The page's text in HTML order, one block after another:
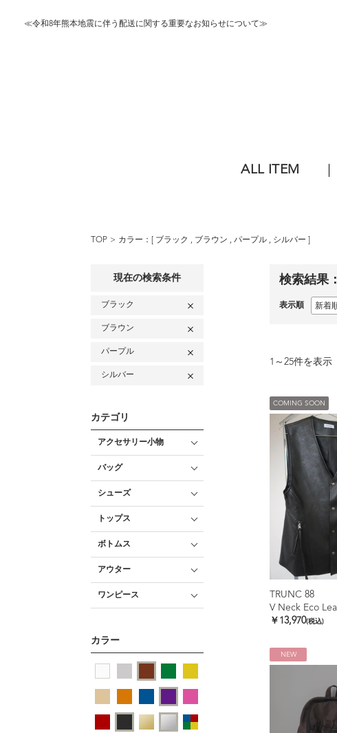
≪令和8年熊本地震に伴う配送に関する重要なお知らせについて≫
ALL ITEM
TOP カラー：[ ブラック , ブラウン , パープル , シルバー
現在の検索条件
ブラック
ブラウン
パープル
シルバー
カテゴリ
アクセサリー小物
バッグ
シューズ
トップス
ボトムス
アウター
ワンピース
カラー
検索結果：
表示順
1 ～ 25件を表示
COMING SOON
TRUNC 88
￥13,970(税込)
NEW